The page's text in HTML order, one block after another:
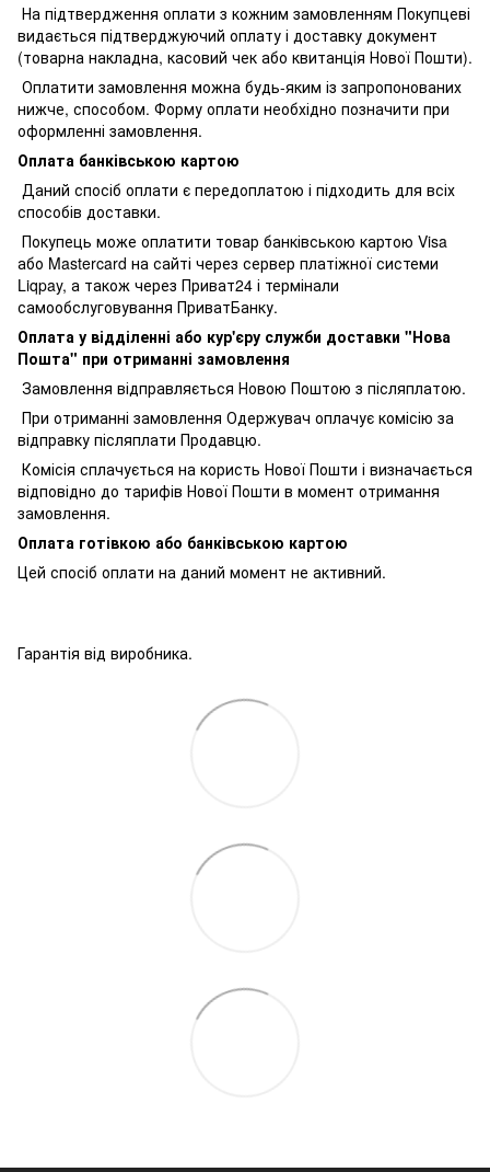
На підтвердження оплати з кожним замовленням Покупцеві
видається підтверджуючий оплату і доставку документ
(товарна накладна, касовий чек або квитанція Нової Пошти).
Оплатити замовлення можна будь-яким із запропонованих
нижче, способом. Форму оплати необхідно позначити при
оформленні замовлення.
Оплата банківською картою
Даний спосіб оплати є передоплатою і підходить для всіх
способів доставки.
Покупець може оплатити товар банківською картою Visa
або Mastercard на сайті через сервер платіжної системи
Liqpay, а також через Приват24 і термінали
самообслуговування ПриватБанку.
Оплата у відділенні або кур'єру служби доставки "Нова
Пошта" при отриманні замовлення
Замовлення відправляється Новою Поштою з післяплатою.
При отриманні замовлення Одержувач оплачує комісію за
відправку післяплати Продавцю.
Комісія сплачується на користь Нової Пошти і визначається
відповідно до тарифів Нової Пошти в момент отримання
замовлення.
Оплата готівкою або банківською картою
Цей спосіб оплати на даний момент не активний.
Гарантія від виробника.